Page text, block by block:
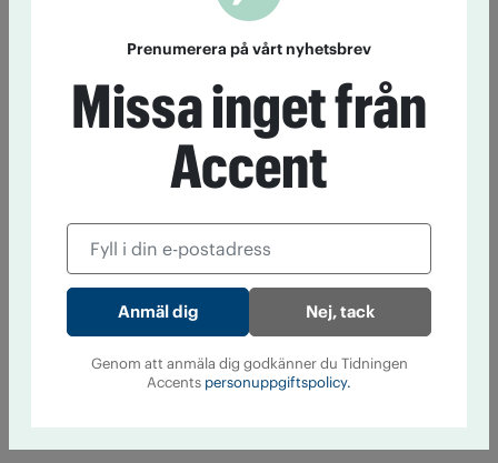
Prenumerera på vårt nyhetsbrev
Missa inget från
Accent
Nej, tack
Genom att anmäla dig godkänner du Tidningen
Accents personuppgiftspolicy.